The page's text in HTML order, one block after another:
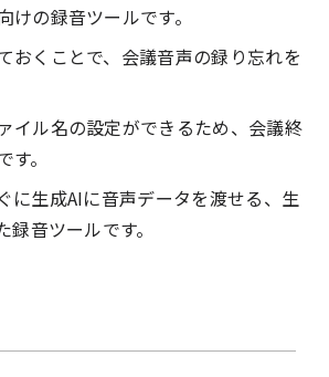
けの録音ツールです。
おくことで、会議音声の録り忘れを
イル名の設定ができるため、会議終
。
に生成AIに音声データを渡せる、生
音ツールです。